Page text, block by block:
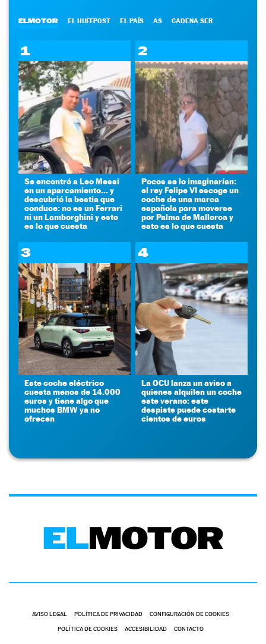
ELMOTOR EL HUFFPOST EL PAÍS AS CADENA SER
1
Se encontró a Leo Messi
en un aparcamiento... y
descubrió la bestia que
conduce: no es un Ferrari
ni un Lamborghini y esto
es lo que cuesta
2
Pocos se lo imaginarían:
el rey Felipe VI escoge un
coche de una marca
española para moverse
por Palma de Mallorca y
esto es lo que cuesta
3
Este coche eléctrico
cuesta menos de 14.000
euros y tiene algo que
muchos BMW ya no
ofrecen
4
La OCU lanza un aviso a
quienes alquilen un coche
este verano: este
despiste puede costarte
cientos de euros
AVISO LEGAL POLÍTICA DE PRIVACIDAD CONFIGURACIÓN DE COOKIES
POLÍTICA DE COOKIES ACCESIBILIDAD CONTACTO